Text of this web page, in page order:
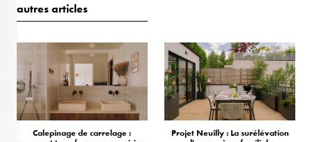
autres articles
Calepinage de carrelage :
Projet Neuilly : La surélévation